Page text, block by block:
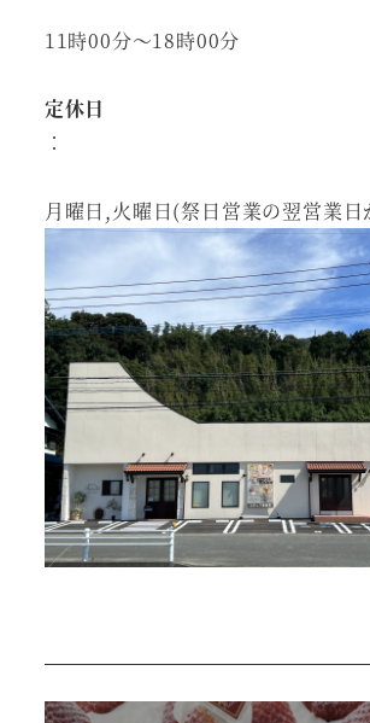
11時00分～18時00分
定休日
：
月曜日,火曜日(祭日営業の翌営業日